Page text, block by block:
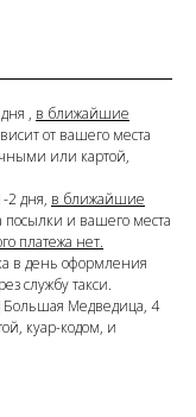
, в ближайшие
от вашего места
или картой,
2 дня, в ближайшие
посылки и вашего места
платежа нет.
в день оформления
службу такси.
Большая Медведица, 4
куар-кодом, и